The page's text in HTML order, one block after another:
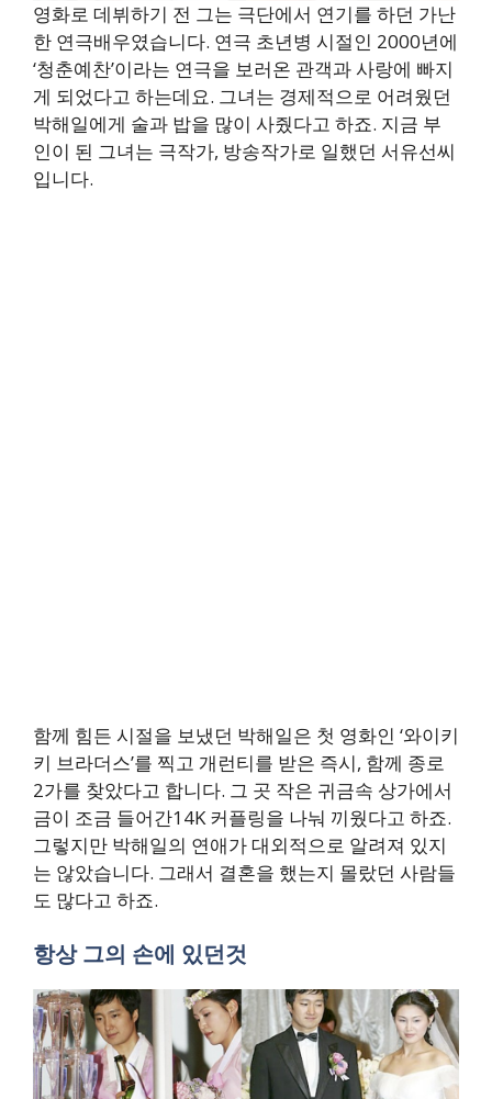
영화로 데뷔하기 전 그는 극단에서 연기를 하던 가난
한 연극배우였습니다. 연극 초년병 시절인 2000년에
‘청춘예찬’이라는 연극을 보러온 관객과 사랑에 빠지
게 되었다고 하는데요. 그녀는 경제적으로 어려웠던
박해일에게 술과 밥을 많이 사줬다고 하죠. 지금 부
인이 된 그녀는 극작가, 방송작가로 일했던 서유선씨
입니다.
함께 힘든 시절을 보냈던 박해일은 첫 영화인 ‘와이키
키 브라더스’를 찍고 개런티를 받은 즉시, 함께 종로
2가를 찾았다고 합니다. 그 곳 작은 귀금속 상가에서
금이 조금 들어간14K 커플링을 나눠 끼웠다고 하죠.
그렇지만 박해일의 연애가 대외적으로 알려져 있지
는 않았습니다. 그래서 결혼을 했는지 몰랐던 사람들
도 많다고 하죠.
항상 그의 손에 있던것